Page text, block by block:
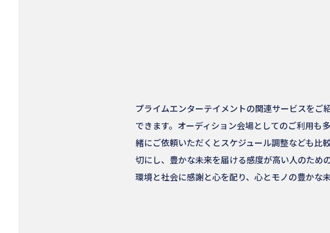
プライムエンターテイメントの関連サービスを
できます。オーディション会場としてのご利用も
緒にご依頼いただくとスケジュール調整なども
切にし、豊かな未来を届ける感度が高い人のため
環境と社会に感謝と心を配り、心とモノの豊かな